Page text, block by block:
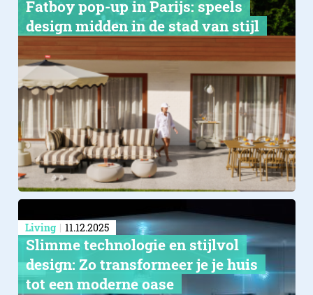
Fatboy pop-up in Parijs: speels
design midden in de stad van stijl
Living 11.12.2025
Slimme technologie en stijlvol
design: Zo transformeer je je huis
tot een moderne oase